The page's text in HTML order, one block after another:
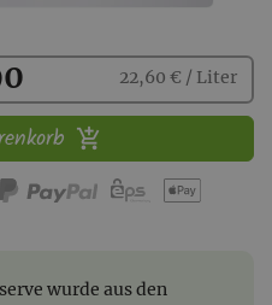
22,60 € / Liter
wurde aus den